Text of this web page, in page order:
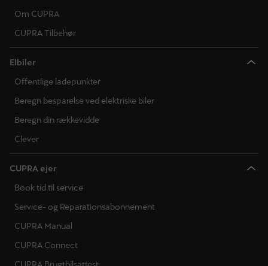
Om CUPRA
CUPRA Tilbehør
Elbiler
Offentlige ladepunkter
Beregn besparelse ved elektriske biler
Beregn din rækkevidde
Clever
CUPRA ejer
Book tid til service
Service- og Reparationsabonnement
CUPRA Manual
CUPRA Connect